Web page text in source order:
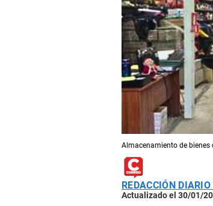
Almacenamiento de bienes
REDACCIÓN DIARIO
Actualizado el 30/01/